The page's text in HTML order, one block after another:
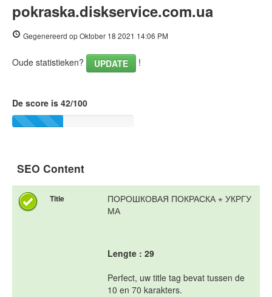
pokraska.diskservice.com.ua
Gegenereerd op Oktober 18 2021 14:06 PM
Oude statistieken? UPDATE !
De score is 42/100
SEO Content
Title
ПОРОШКОВАЯ ПОКРАСКА ⋆ УКРГУ
МА
Lengte : 29
Perfect, uw title tag bevat tussen de
10 en 70 karakters.